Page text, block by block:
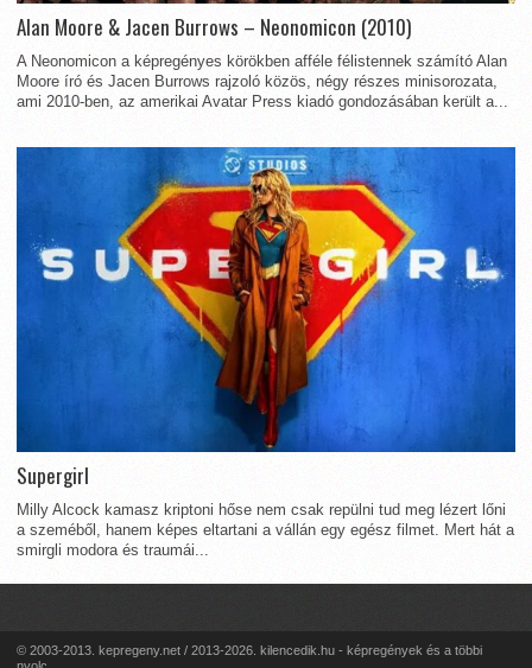
Alan Moore & Jacen Burrows – Neonomicon (2010)
A Neonomicon a képregényes körökben afféle félistennek számító Alan
Moore író és Jacen Burrows rajzoló közös, négy részes minisorozata,
ami 2010-ben, az amerikai Avatar Press kiadó gondozásában került a...
Supergirl
Milly Alcock kamasz kriptoni hőse nem csak repülni tud meg lézert lőni
a szeméből, hanem képes eltartani a vállán egy egész filmet. Mert hát a
smirgli modora és traumái...
© 2003-2013. kepregeny.net / 2013-2026. kilencedik.hu - képregények és a többi